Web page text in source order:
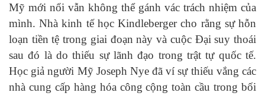
Mỹ mới nổi vẫn không thể gánh vác trách nhiệm của
mình. Nhà kinh tế học Kindleberger cho rằng sự hỗn
loạn tiền tệ trong giai đoạn này và cuộc Đại suy thoái
sau đó là do thiếu sự lãnh đạo trong trật tự quốc tế.
Học giả người Mỹ Joseph Nye đã ví sự thiếu vắng các
nhà cung cấp hàng hóa công cộng toàn cầu trong bối